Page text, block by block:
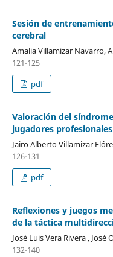
Sesión de
cerebral
Amalia Villamizar Navarro,
121-125
pdf
Valoración del
jugadores
Jairo Alberto Villamizar
126-131
pdf
Reflexiones y juegos
de la táctica
José Luis Vera Rivera ,
132-140